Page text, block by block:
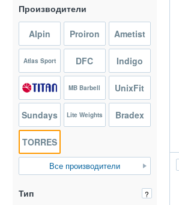
Производители
Alpin Proiron Ametist
Atlas Sport DFC Indigo
MB Barbell UnixFit
Sundays Lite Weights Bradex
TORRES
Все производители
Тип ?